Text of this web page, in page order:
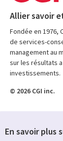
Allier savoir
Fondée en 1976,
de services-
management au
sur les résultats
investissements.
© 2026 CGI inc.
En savoir plus